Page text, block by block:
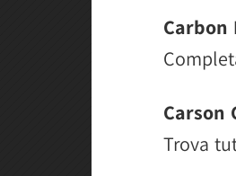
Carbon
Carson
Trova